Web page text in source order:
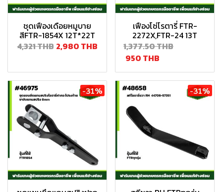
ชุดเฟืองเดือยหมูบาย
สีFTR-1854X 12T*22T
4,321 THB 2,980 THB
เฟืองโซ่โรตารี่ FTR-
2272X,FTR-24 13T
1,377.50 THB
950 THB
-31% -31%